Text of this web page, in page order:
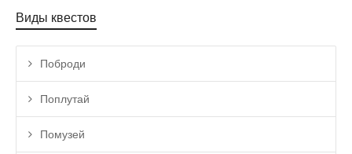
Виды квестов
Поброди
Поплутай
Помузей